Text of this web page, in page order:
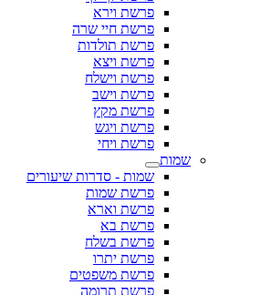
פרשת וירא
פרשת חיי שרה
פרשת תולדות
פרשת ויצא
פרשת וישלח
פרשת וישב
פרשת מקץ
פרשת ויגש
פרשת ויחי
שמות
שמות - סדרות שיעורים
פרשת שמות
פרשת וארא
פרשת בא
פרשת בשלח
פרשת יתרו
פרשת משפטים
פרשת תרומה